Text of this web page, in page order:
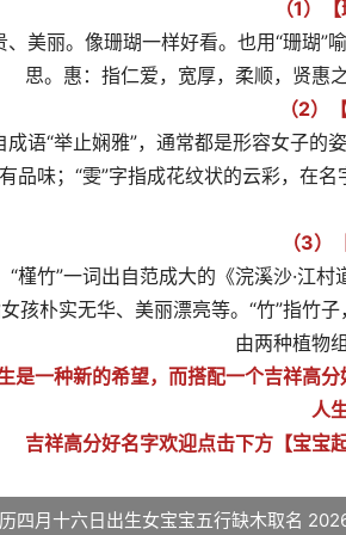
（1）
、美丽。像珊瑚一样好看。也用“珊瑚”
思。惠：指仁爱，宽厚，柔顺，贤惠
（2）
成语“举止娴雅”，通常都是形容女子
品味；“雯”字指成花纹状的云彩，在
（3）
“槿竹”一词出自范成大的《浣溪沙·江
孩朴实无华、美丽漂亮等。“竹”指竹
由两种植物
是一种新的希望，而搭配一个吉祥高
人
吉祥高分好名字欢迎点击下方【宝宝
四月十六日出生女宝宝五行缺木取名